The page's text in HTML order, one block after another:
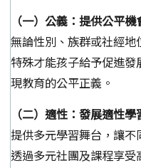
（一）公義：提供公平
無論性別、族群或社經
特殊才能孩子給予促進
現教育的公平正義。
（二）適性：發展適性
提供多元學習舞台，讓不
透過多元社團及課程享受